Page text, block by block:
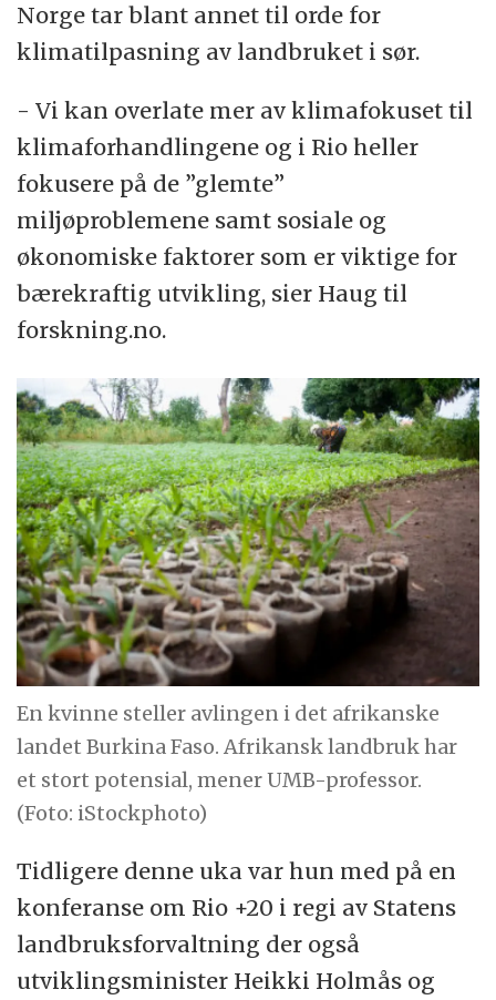
Norge tar blant annet til orde for
klimatilpasning av landbruket i sør.
- Vi kan overlate mer av klimafokuset til
klimaforhandlingene og i Rio heller
fokusere på de ”glemte”
miljøproblemene samt sosiale og
økonomiske faktorer som er viktige for
bærekraftig utvikling, sier Haug til
forskning.no.
En kvinne steller avlingen i det afrikanske
landet Burkina Faso. Afrikansk landbruk har
et stort potensial, mener UMB-professor.
(Foto: iStockphoto)
Tidligere denne uka var hun med på en
konferanse om Rio +20 i regi av Statens
landbruksforvaltning der også
utviklingsminister Heikki Holmås og